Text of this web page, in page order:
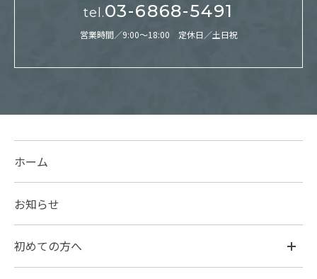
tel.03-6868-5491
営業時間／9:00～18:00 定休日／土日祝
ホーム
お知らせ
初めての方へ